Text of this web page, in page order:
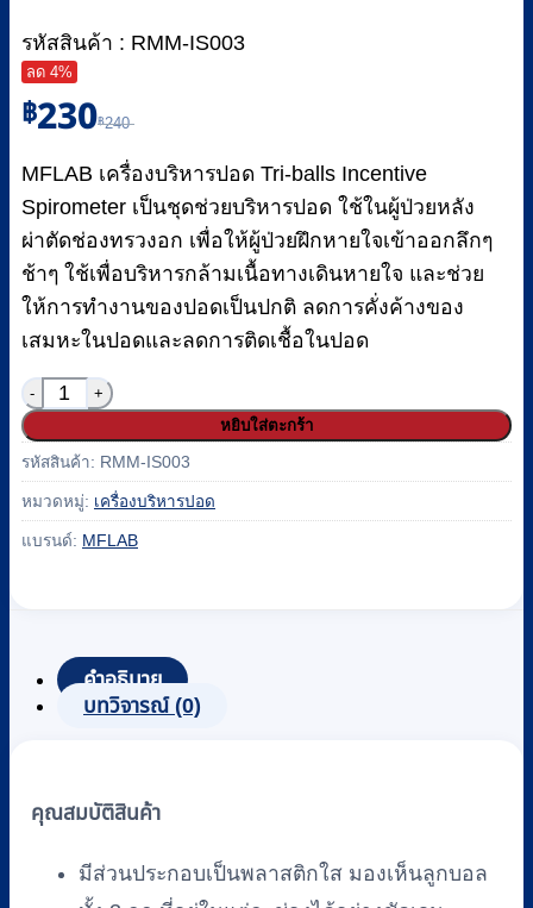
รหัสสินค้า : RMM-IS003
ลด 4%
฿240
Original
price
was:
฿240.
฿230
Current
price
is:
฿230.
MFLAB เครื่องบริหารปอด Tri-balls Incentive
Spirometer เป็นชุดช่วยบริหารปอด ใช้ในผู้ป่วยหลัง
ผ่าตัดช่องทรวงอก เพื่อให้ผู้ป่วยฝึกหายใจเข้าออกลึกๆ
ช้าๆ ใช้เพื่อบริหารกล้ามเนื้อทางเดินหายใจ และช่วย
ให้การทำงานของปอดเป็นปกติ ลดการคั่งค้างของ
เสมหะในปอดและลดการติดเชื้อในปอด
จำนวน เครื่องช่วยบริหารปอด Tri-ball (Spirometer)
หยิบใส่ตะกร้า
รหัสสินค้า: RMM-IS003
หมวดหมู่: เครื่องบริหารปอด
แบรนด์: MFLAB
คำอธิบาย
บทวิจารณ์ (0)
คุณสมบัติสินค้า
มีส่วนประกอบเป็นพลาสติกใส มองเห็นลูกบอล